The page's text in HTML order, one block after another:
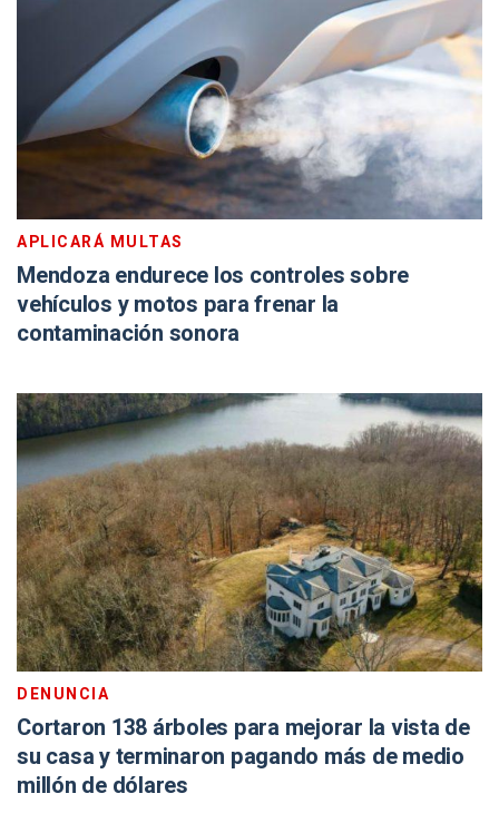
APLICARÁ MULTAS
Mendoza endurece los controles sobre
vehículos y motos para frenar la
contaminación sonora
DENUNCIA
Cortaron 138 árboles para mejorar la vista de
su casa y terminaron pagando más de medio
millón de dólares